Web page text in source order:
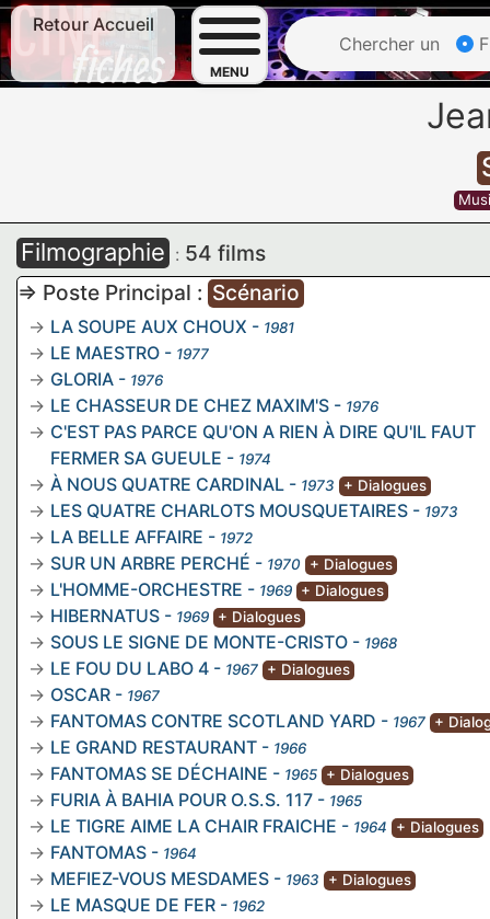
Retour Accueil
MENU
Chercher un
Filmographie : 54 films
=> Poste Principal : Scénario
LA SOUPE AUX CHOUX - 1981
LE MAESTRO - 1977
GLORIA - 1976
LE CHASSEUR DE CHEZ MAXIM'S - 1976
C'EST PAS PARCE QU'ON A RIEN À DIRE QU'IL FAUT
FERMER SA GUEULE - 1974
À NOUS QUATRE CARDINAL - 1973 + Dialogues
LES QUATRE CHARLOTS MOUSQUETAIRES - 1973
LA BELLE AFFAIRE - 1972
SUR UN ARBRE PERCHÉ - 1970 + Dialogues
L'HOMME-ORCHESTRE - 1969 + Dialogues
HIBERNATUS - 1969 + Dialogues
SOUS LE SIGNE DE MONTE-CRISTO - 1968
LE FOU DU LABO 4 - 1967 + Dialogues
OSCAR - 1967
FANTOMAS CONTRE SCOTLAND YARD - 1967 +
LE GRAND RESTAURANT - 1966
FANTOMAS SE DÉCHAINE - 1965 + Dialogues
FURIA À BAHIA POUR O.S.S. 117 - 1965
LE TIGRE AIME LA CHAIR FRAICHE - 1964 + Dialogues
FANTOMAS - 1964
MEFIEZ-VOUS MESDAMES - 1963 + Dialogues
LE MASQUE DE FER - 1962